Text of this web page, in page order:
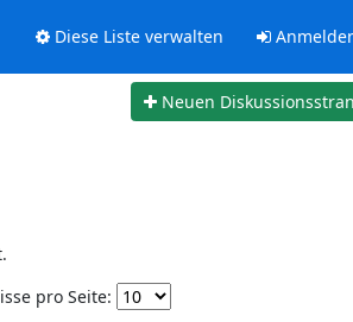
Diese Liste verwalten
Neuen
pro Seite: